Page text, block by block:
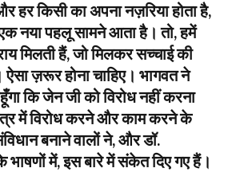
किसी का अपना नज़रिया होता है,
नया पहलू सामने आता है। तो, हमें
मिलती हैं, जो मिलकर सच्चाई की
ऐसा ज़रूर होना चाहिए। भागवत ने
कि जेन जी को विरोध नहीं करना
में विरोध करने और काम करने के
बनाने वालों ने, और डॉ.
में, इस बारे में संकेत दिए गए हैं।